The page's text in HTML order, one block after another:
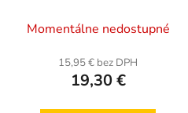
Momentálne nedostupné
15,95 € bez DPH
19,30 €